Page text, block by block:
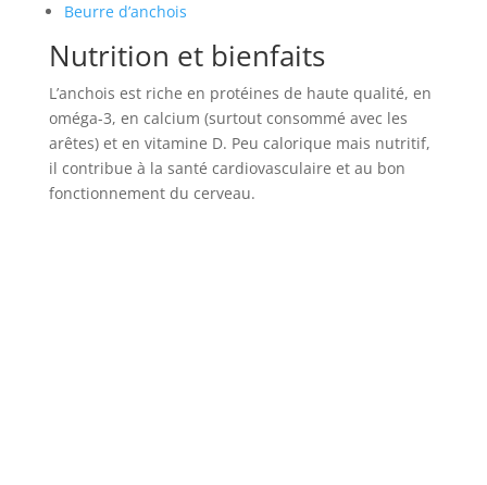
Beurre d’anchois
Nutrition et bienfaits
L’anchois est riche en protéines de haute qualité, en
oméga-3, en calcium (surtout consommé avec les
arêtes) et en vitamine D. Peu calorique mais nutritif,
il contribue à la santé cardiovasculaire et au bon
fonctionnement du cerveau.